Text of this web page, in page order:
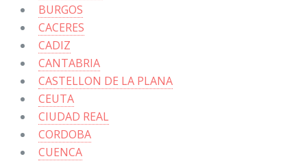
BURGOS
CACERES
CADIZ
CANTABRIA
CASTELLON DE LA PLANA
CEUTA
CIUDAD REAL
CORDOBA
CUENCA